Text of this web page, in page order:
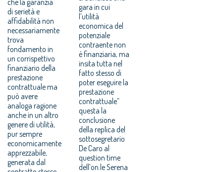
di serietà e
affidabilità non
necessariamente
trova
fondamento in
un corrispettivo
finanziario della
prestazione
contrattuale ma
può avere
analoga ragione
anche in un altro
genere di utilità,
pur sempre
economicamente
apprezzabile,
generata dal
gara in cui
l’utilità
economica del
potenziale
contraente non
è finanziaria, ma
insita tutta nel
fatto stesso di
poter eseguire la
prestazione
contrattuale”
questa la
conclusione
della replica del
sottosegretario
De Caro al
question time
dell’on.le Serena